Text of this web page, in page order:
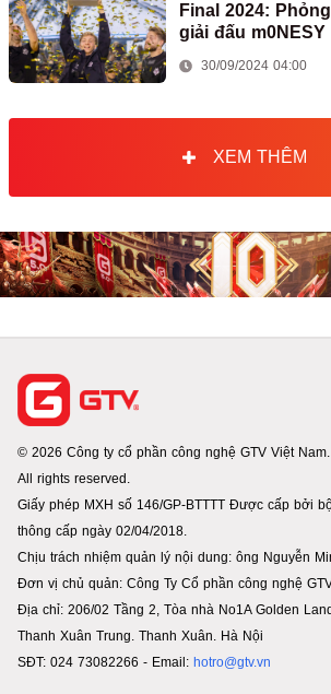
Final 2024:
giải đấu m0NESY
30/09/2024 04:00
XEM THÊM
© 2026 Công ty cổ phần công nghệ GTV Việt Nam.
All rights reserved.
Giấy phép MXH số 146/GP-BTTTT Được cấp bởi
thông cấp ngày 02/04/2018.
Chịu trách nhiệm quản lý nội dung: ông Nguyễn
Đơn vị chủ quản: Công Ty Cổ phần công nghệ
Địa chỉ: 206/02 Tầng 2, Tòa nhà No1A Golden
Thanh Xuân Trung. Thanh Xuân. Hà Nội
SĐT: 024 73082266 - Email: hotro@gtv.vn